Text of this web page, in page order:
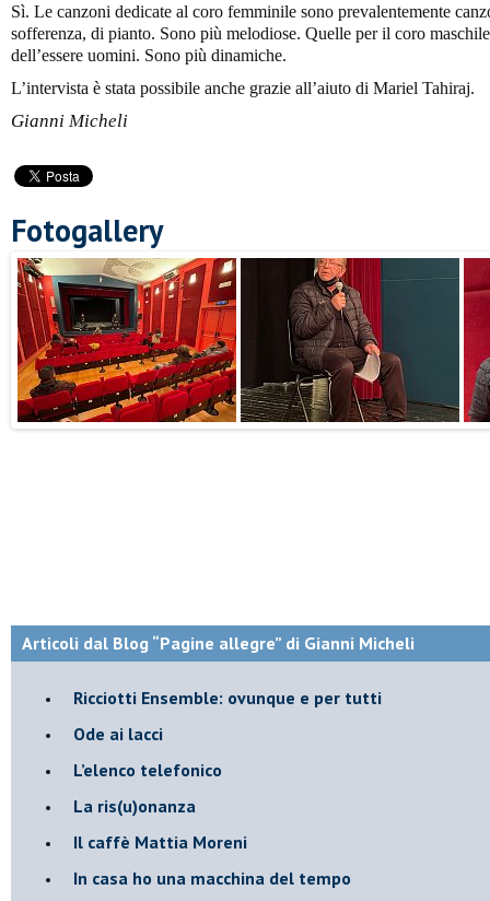
Sì. Le canzoni dedicate al coro femminile sono prevalentemente
sofferenza, di pianto. Sono più melodiose. Quelle per il coro
dell’essere uomini. Sono più dinamiche.
L’intervista è stata possibile anche grazie all’aiuto di Mariel Tahiraj.
Gianni Micheli
Fotogallery
Articoli dal Blog “Pagine allegre” di Gianni Micheli
​Ricciotti Ensemble: ovunque e per tutti
Ode ai lacci
​L’elenco telefonico
​La ris(u)onanza
​Il caffè Mattia Moreni
​In casa ho una macchina del tempo